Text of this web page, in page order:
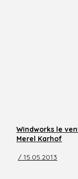
Windworks le
Merel Karhof
/ 15.05.2013